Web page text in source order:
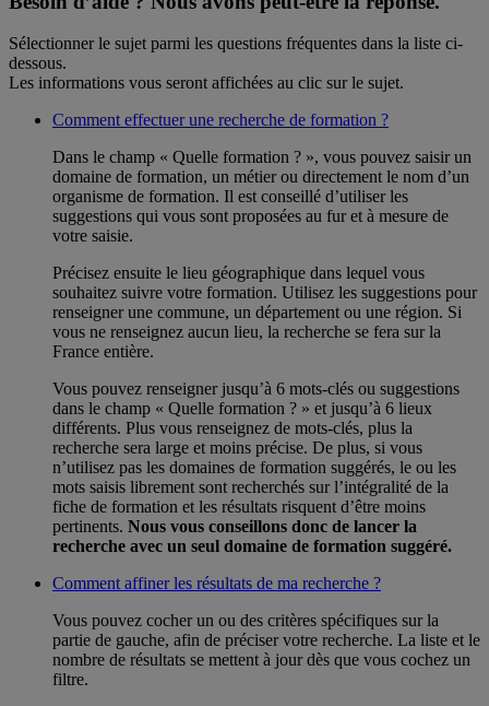
Sélectionner le sujet parmi les questions fréquentes dans la liste ci-
dessous.
Les informations vous seront affichées au clic sur le sujet.
Comment effectuer une recherche de formation ?
Dans le champ « Quelle formation ? », vous pouvez saisir un
domaine de formation, un métier ou directement le nom d’un
organisme de formation. Il est conseillé d’utiliser les
suggestions qui vous sont proposées au fur et à mesure de
votre saisie.
Précisez ensuite le lieu géographique dans lequel vous
souhaitez suivre votre formation. Utilisez les suggestions pour
renseigner une commune, un département ou une région. Si
vous ne renseignez aucun lieu, la recherche se fera sur la
France entière.
Vous pouvez renseigner jusqu’à 6 mots-clés ou suggestions
dans le champ « Quelle formation ? » et jusqu’à 6 lieux
différents. Plus vous renseignez de mots-clés, plus la
recherche sera large et moins précise. De plus, si vous
n’utilisez pas les domaines de formation suggérés, le ou les
mots saisis librement sont recherchés sur l’intégralité de la
fiche de formation et les résultats risquent d’être moins
pertinents. Nous vous conseillons donc de lancer la
recherche avec un seul domaine de formation suggéré.
Comment affiner les résultats de ma recherche ?
Vous pouvez cocher un ou des critères spécifiques sur la
partie de gauche, afin de préciser votre recherche. La liste et le
nombre de résultats se mettent à jour dès que vous cochez un
filtre.